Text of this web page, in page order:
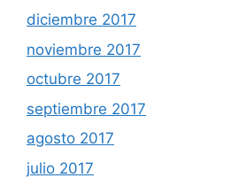
diciembre 2017
noviembre 2017
octubre 2017
septiembre 2017
agosto 2017
julio 2017